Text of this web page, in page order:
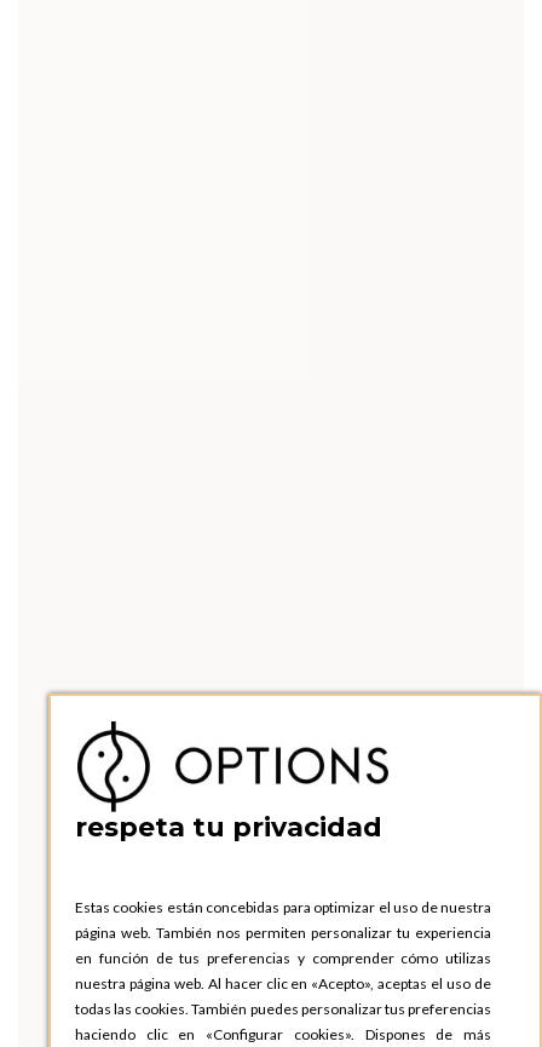
respeta tu privacidad
Estas cookies están concebidas para optimizar el uso de nuestra
página web. También nos permiten personalizar tu experiencia
en función de tus preferencias y comprender cómo utilizas
nuestra página web. Al hacer clic en «Acepto», aceptas el uso de
todas las cookies. También puedes personalizar tus preferencias
haciendo clic en «Configurar cookies». Dispones de más